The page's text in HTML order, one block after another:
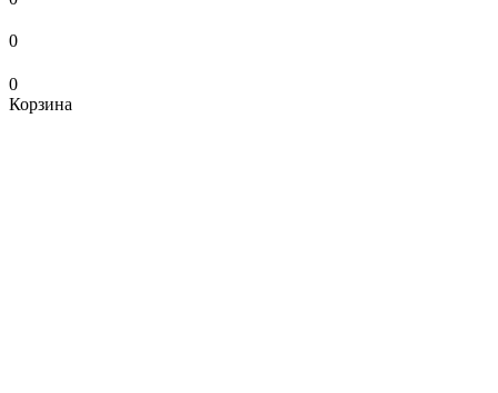
0
0
Корзина